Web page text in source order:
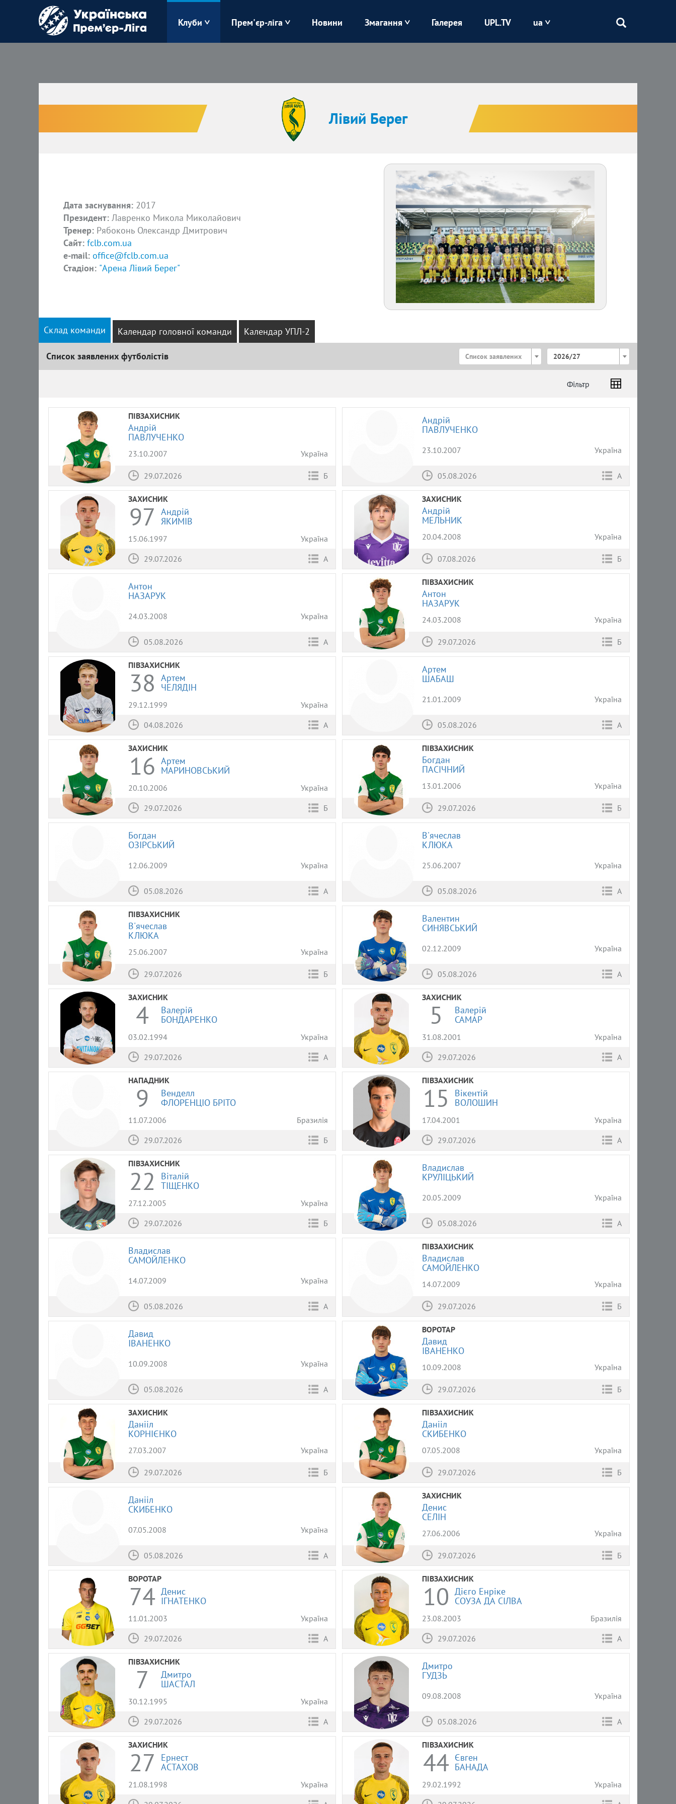
Клуби
Зоря Карпати Колос Кривбас
ЛНЗ
Прем'єр-ліга Новини Змагання Галерея UPL.TV ua
Лівий Берег
Дата заснування: 2017
Президент: Лавренко Микола Миколайович
Тренер: Рябоконь Олександр Дмитрович
Сайт: fclb.com.ua
e-mail: office@fclb.com.ua
Стадіон: "Арена Лівий Берег"
Склад команди Календар головної команди Календар УПЛ-2
Список заявлених футболістів Список заявлених 2026/27
Фільтр
ПІВЗАХИСНИК
Андрій
ПАВЛУЧЕНКО
23.10.2007 Україна
29.07.2026 Б
Андрій
ПАВЛУЧЕНКО
23.10.2007 Україна
05.08.2026 А
ЗАХИСНИК
97
Андрій
ЯКИМІВ
15.06.1997
Україна
29.07.2026
А
ЗАХИСНИК
Андрій
МЕЛЬНИК
20.04.2008 Україна
07.08.2026 Б
Антон
НАЗАРУК
24.03.2008 Україна
05.08.2026 А
ПІВЗАХИСНИК
Антон
НАЗАРУК
24.03.2008 Україна
29.07.2026 Б
ПІВЗАХИСНИК
38
Артем
ЧЕЛЯДІН
29.12.1999
Україна
04.08.2026
А
Артем
ШАБАШ
21.01.2009 Україна
05.08.2026 А
ЗАХИСНИК
16 Артем
МАРИНОВСЬКИЙ
20.10.2006
Україна
29.07.2026
Б
ПІВЗАХИСНИК
Богдан
ПАСІЧНИЙ
13.01.2006 Україна
29.07.2026 Б
Богдан
ОЗІРСЬКИЙ
12.06.2009 Україна
05.08.2026 А
В'ячеслав
КЛЮКА
25.06.2007 Україна
05.08.2026 А
ПІВЗАХИСНИК
В'ячеслав
КЛЮКА
25.06.2007 Україна
29.07.2026 Б
Валентин
СИНЯВСЬКИЙ
02.12.2009 Україна
05.08.2026 А
ЗАХИСНИК
4
Валерій
БОНДАРЕНКО
03.02.1994
Україна
29.07.2026
А
ЗАХИСНИК
5
Валерій
САМАР
31.08.2001
Україна
29.07.2026
А
НАПАДНИК
9
Венделл
ФЛОРЕНЦІО БРІТО
11.07.2006
Бразилія
29.07.2026
Б
ПІВЗАХИСНИК
15
Вікентій
ВОЛОШИН
17.04.2001
Україна
29.07.2026
А
ПІВЗАХИСНИК
22
Віталій
ТІЩЕНКО
27.12.2005
Україна
29.07.2026
Б
Владислав
КРУЛІЦЬКИЙ
20.05.2009 Україна
05.08.2026 А
Владислав
САМОЙЛЕНКО
14.07.2009 Україна
05.08.2026 А
ПІВЗАХИСНИК
Владислав
САМОЙЛЕНКО
14.07.2009 Україна
29.07.2026 Б
Давид
ІВАНЕНКО
10.09.2008 Україна
05.08.2026 А
ВОРОТАР
Давид
ІВАНЕНКО
10.09.2008 Україна
29.07.2026 Б
ЗАХИСНИК
Данііл
КОРНІЄНКО
27.03.2007 Україна
29.07.2026 Б
ПІВЗАХИСНИК
Данііл
СКИБЕНКО
07.05.2008 Україна
29.07.2026 Б
Данііл
СКИБЕНКО
07.05.2008 Україна
05.08.2026 А
ЗАХИСНИК
Денис
СЕЛІН
27.06.2006 Україна
29.07.2026 Б
ВОРОТАР
74 Денис
ІГНАТЕНКО
11.01.2003
Україна
29.07.2026
А
ПІВЗАХИСНИК
10
Дієго Енріке
СОУЗА ДА СІЛВА
23.08.2003
Бразилія
29.07.2026
А
ПІВЗАХИСНИК
7
Дмитро
ШАСТАЛ
30.12.1995
Україна
29.07.2026
А
Дмитро
ГУДЗЬ
09.08.2008 Україна
05.08.2026 А
ЗАХИСНИК
27
Ернест
АСТАХОВ
21.08.1998
Україна
ПІВЗАХИСНИК
44 Євген
БАНАДА
29.02.1992
Україна